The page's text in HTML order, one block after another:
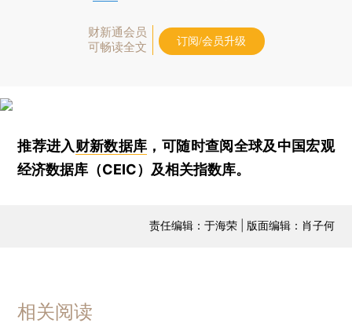
财新通会员
可畅读全文
订阅/会员升级
推荐进入财新数据库 ，可随时查阅全球及中国宏观
经济数据库（CEIC）及相关指数库。
责任编辑：于海荣 | 版面编辑：肖子何
相关阅读